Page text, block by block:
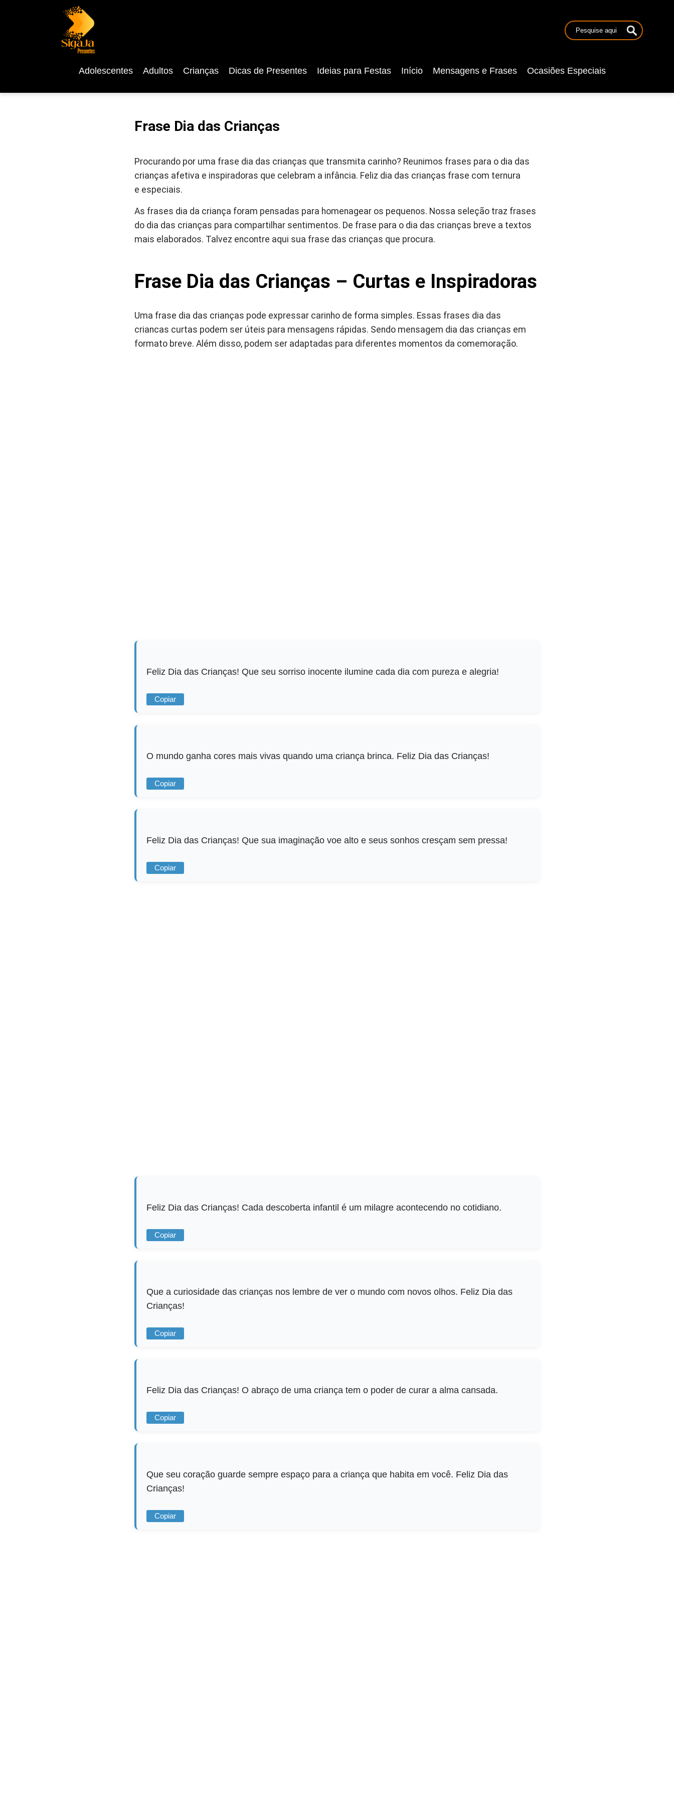
Adolescentes Adultos Crianças Dicas de Presentes Ideias para Festas Início Mensagens e Frases Ocasiões Especiais
Frase Dia das Crianças
Procurando por uma frase dia das crianças que transmita carinho? Reunimos frases para o dia das
crianças afetiva e inspiradoras que celebram a infância. Feliz dia das crianças frase com ternura
e especiais.
As frases dia da criança foram pensadas para homenagear os pequenos. Nossa seleção traz frases
do dia das crianças para compartilhar sentimentos. De frase para o dia das crianças breve a textos
mais elaborados. Talvez encontre aqui sua frase das crianças que procura.
Frase Dia das Crianças – Curtas e Inspiradoras
Uma frase dia das crianças pode expressar carinho de forma simples. Essas frases dia das
criancas curtas podem ser úteis para mensagens rápidas. Sendo mensagem dia das crianças em
formato breve. Além disso, podem ser adaptadas para diferentes momentos da comemoração.
Feliz Dia das Crianças! Que seu sorriso inocente ilumine cada dia com pureza e alegria!
Copiar
O mundo ganha cores mais vivas quando uma criança brinca. Feliz Dia das Crianças!
Copiar
Feliz Dia das Crianças! Que sua imaginação voe alto e seus sonhos cresçam sem pressa!
Copiar
Feliz Dia das Crianças! Cada descoberta infantil é um milagre acontecendo no cotidiano.
Copiar
Que a curiosidade das crianças nos lembre de ver o mundo com novos olhos. Feliz Dia das
Crianças!
Copiar
Feliz Dia das Crianças! O abraço de uma criança tem o poder de curar a alma cansada.
Copiar
Que seu coração guarde sempre espaço para a criança que habita em você. Feliz Dia das
Crianças!
Copiar